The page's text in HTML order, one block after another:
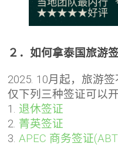
２．如何拿泰国旅游
2025. 10月起，旅游
仅下列三种签证可以
1. 退休签证
2. 菁英签证
3.APEC 商务签证